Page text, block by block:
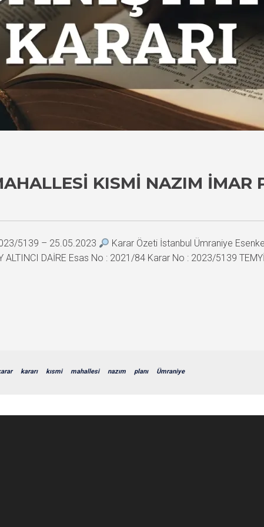
KISMI NAZIM İMAR
5139 – 25.05.2023
Karar Özeti İstanbul Ümraniye
ALTINCI DAİRE Esas No : 2021/84 Karar No : 2023/5139
kararı kısmi mahallesi nazım planı Ümraniye